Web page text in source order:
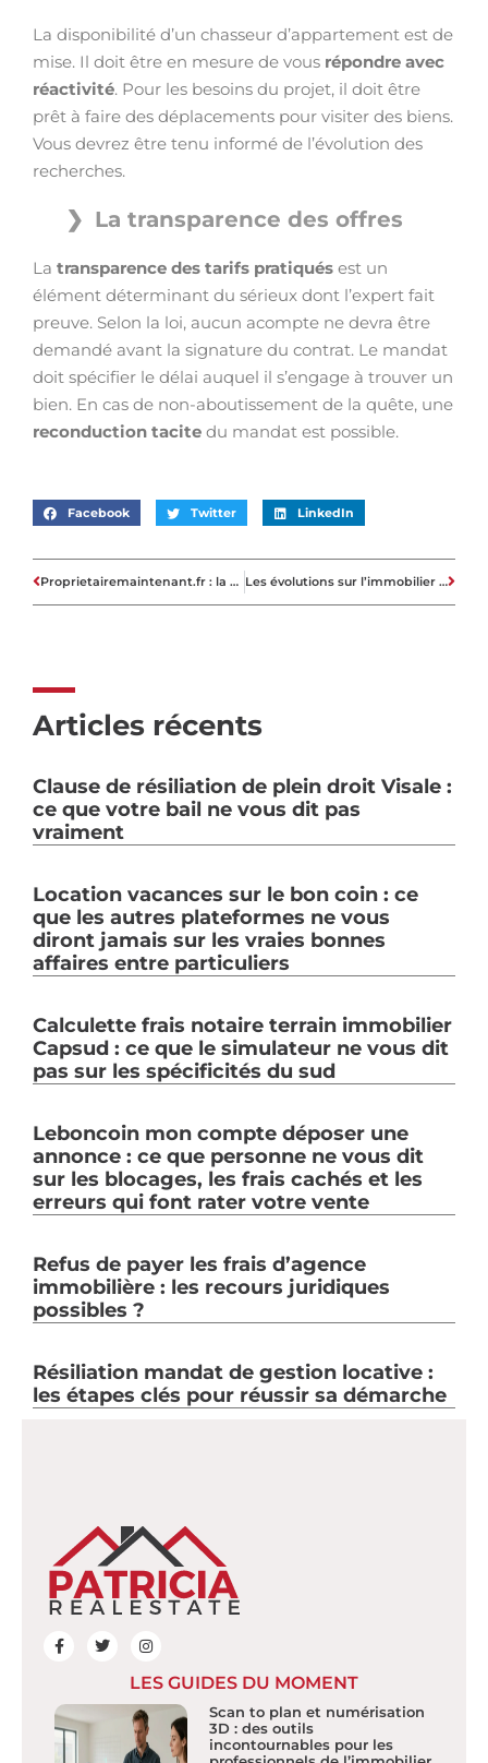
La disponibilité d’un chasseur d’appartement est de
mise. Il doit être en mesure de vous répondre avec
réactivité. Pour les besoins du projet, il doit être
prêt à faire des déplacements pour visiter des biens.
Vous devrez être tenu informé de l’évolution des
recherches.
La transparence des offres
La transparence des tarifs pratiqués est un
élément déterminant du sérieux dont l’expert fait
preuve. Selon la loi, aucun acompte ne devra être
demandé avant la signature du contrat. Le mandat
doit spécifier le délai auquel il s’engage à trouver un
bien. En cas de non-aboutissement de la quête, une
reconduction tacite du mandat est possible.
Facebook Twitter LinkedIn
Proprietairemaintenant.fr : la seule plateforme dédiée à l’accession sociale à la propriété Les évolutions sur l’immobilier neuf en 2023
Articles récents
Clause de résiliation de plein droit Visale :
ce que votre bail ne vous dit pas
vraiment
Location vacances sur le bon coin : ce
que les autres plateformes ne vous
diront jamais sur les vraies bonnes
affaires entre particuliers
Calculette frais notaire terrain immobilier
Capsud : ce que le simulateur ne vous dit
pas sur les spécificités du sud
Leboncoin mon compte déposer une
annonce : ce que personne ne vous dit
sur les blocages, les frais cachés et les
erreurs qui font rater votre vente
Refus de payer les frais d’agence
immobilière : les recours juridiques
possibles ?
Résiliation mandat de gestion locative :
les étapes clés pour réussir sa démarche
LES GUIDES DU MOMENT
Scan to plan et numérisation
3D : des outils
incontournables pour les